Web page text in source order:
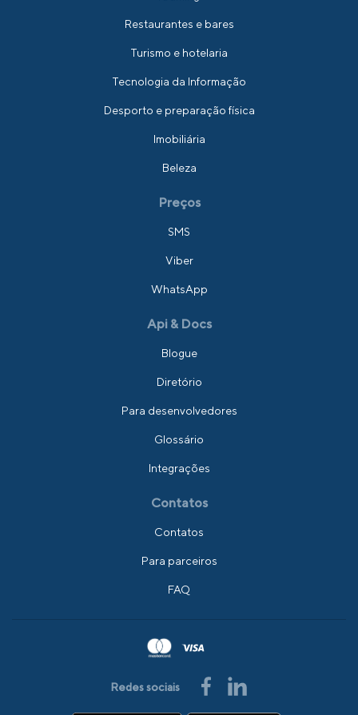
Restaurantes e bares
Turismo e hotelaria
Tecnologia da Informação
Desporto e preparação física
Imobiliária
Beleza
Preços
SMS
Viber
WhatsApp
Api & Docs
Blogue
Diretório
Para desenvolvedores
Glossário
Integrações
Contatos
Contatos
Para parceiros
FAQ
Redes sociais